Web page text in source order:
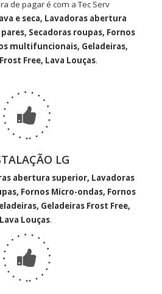
de pagar é com a Tec Serv
e seca, Lavadoras abertura
Secadoras roupas, Fornos
multifuncionais, Geladeiras,
Free, Lava Louças.
LG
abertura superior, Lavadoras
Fornos Micro-ondas, Fornos
Geladeiras Frost Free,
Lava Louças.